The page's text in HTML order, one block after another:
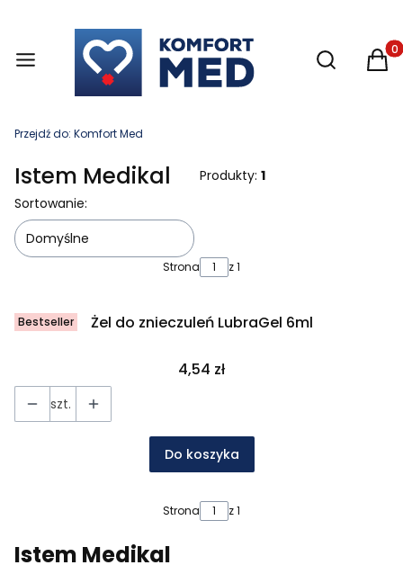
Otwórz
Przejdź do: Komfort Med
Istem Medikal Produkty: 1
Lista produktów
Sortowanie:
Domyślne
Strona z 1
Bestseller Żel do znieczuleń LubraGel 6ml
Cena
4,54 zł
szt.
Do koszyka
Strona z 1
Istem Medikal